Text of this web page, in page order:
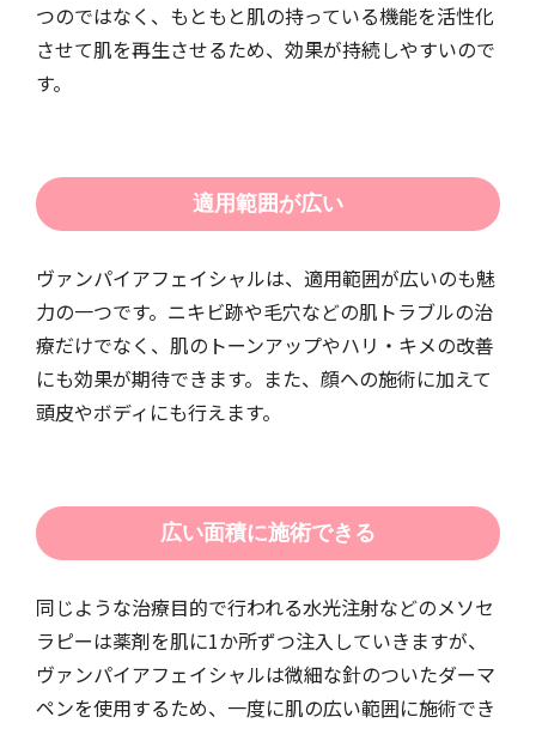
つのではなく、もともと肌の持っている機能を活性化
させて肌を再生させるため、効果が持続しやすいので
す。
適用範囲が広い
ヴァンパイアフェイシャルは、適用範囲が広いのも魅
力の一つです。ニキビ跡や毛穴などの肌トラブルの治
療だけでなく、肌のトーンアップやハリ・キメの改善
にも効果が期待できます。また、顔への施術に加えて
頭皮やボディにも行えます。
広い面積に施術できる
同じような治療目的で行われる水光注射などのメソセ
ラピーは薬剤を肌に1か所ずつ注入していきますが、
ヴァンパイアフェイシャルは微細な針のついたダーマ
ペンを使用するため、一度に肌の広い範囲に施術でき